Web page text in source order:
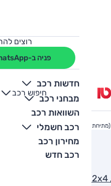
רוצים
פניה ב-WhatsApp
חדשות רכב
מבחני רכב
השוואות רכב
רכב חשמלי
מחירון רכב
רכב חדש
חיפוש רכב
+
-
(מתיחת פנים) 2.5 ל', אוט', 7 מק', Premium, 2x4